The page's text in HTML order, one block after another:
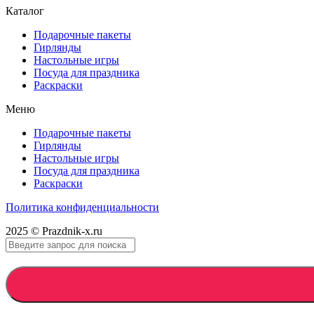
Каталог
Подарочные пакеты
Гирлянды
Настольные игры
Посуда для праздника
Раскраски
Меню
Подарочные пакеты
Гирлянды
Настольные игры
Посуда для праздника
Раскраски
Политика конфиденциальности
2025 © Prazdnik-x.ru